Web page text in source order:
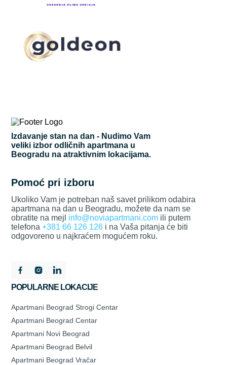
Izdavanje stan na dan - Nudimo Vam
veliki izbor odličnih apartmana u
Beogradu na atraktivnim lokacijama.
Pomoć pri izboru
Ukoliko Vam je potreban naš savet prilikom odabira
apartmana na dan u Beogradu, možete da nam se
obratite na mejl info@noviapartmani.com ili putem
telefona+381 66 126 126 i na Vaša pitanja će biti
odgovoreno u najkraćem mogućem roku.
POPULARNE LOKACIJE
Apartmani Beograd Strogi Centar
Apartmani Beograd Centar
Apartmani Novi Beograd
Apartmani Beograd Belvil
Apartmani Beograd Vračar